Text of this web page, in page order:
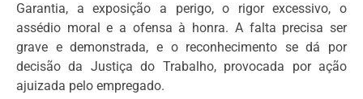
Garantia, a exposição a perigo, o rigor excessivo, o
assédio moral e a ofensa à honra. A falta precisa ser
grave e demonstrada, e o reconhecimento se dá por
decisão da Justiça do Trabalho, provocada por ação
ajuizada pelo empregado.